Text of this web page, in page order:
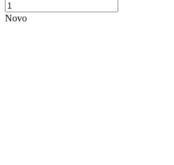
Novo